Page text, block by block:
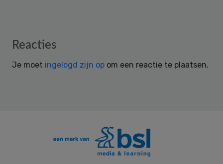
Reader
Reacties
Je moet ingelogd zijn op om een reactie te plaatsen.